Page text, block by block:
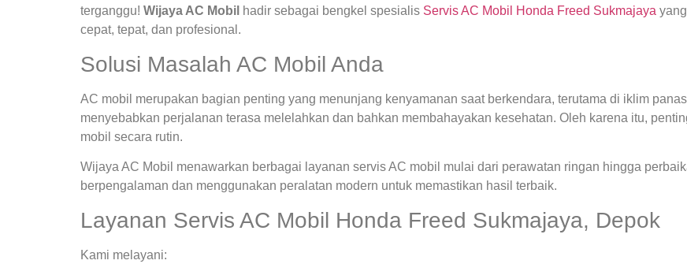
terganggu! Wijaya AC Mobil hadir sebagai bengkel spesialis Servis AC Mobil Honda Freed Sukmajaya
cepat, tepat, dan profesional.
Solusi Masalah AC Mobil Anda
AC mobil merupakan bagian penting yang menunjang kenyamanan saat berkendara, terutama di iklim
menyebabkan perjalanan terasa melelahkan dan bahkan membahayakan kesehatan. Oleh karena itu,
mobil secara rutin.
Wijaya AC Mobil menawarkan berbagai layanan servis AC mobil mulai dari perawatan ringan hingga
berpengalaman dan menggunakan peralatan modern untuk memastikan hasil terbaik.
Layanan Servis AC Mobil Honda Freed Sukmajaya, Depok
Kami melayani: